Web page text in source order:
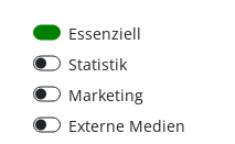
Essenziell
Statistik
Marketing
Externe Medien